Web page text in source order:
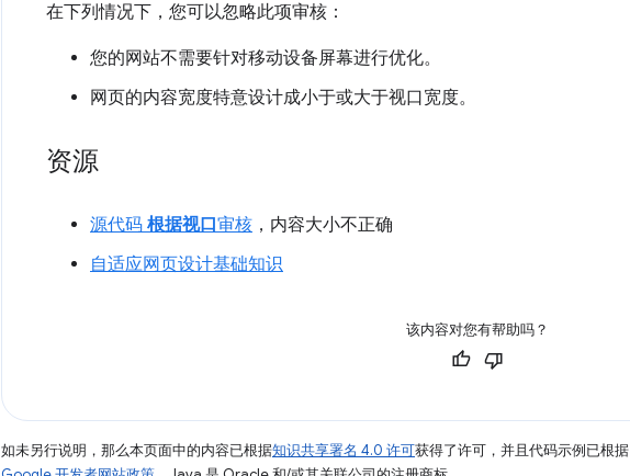
在下列情况下，您可以忽略此项审核：
您的网站不需要针对移动设备屏幕进行优化。
网页的内容宽度特意设计成小于或大于视口宽度。
资源
源代码 根据视口 审核 ，内容大小不正确
自适应网页设计基础知识
该内容对您有帮助吗？
如未另行说明，那么本页面中的内容已根据知识共享署名 4.0 许可获得了许可，并且代码示例已根据